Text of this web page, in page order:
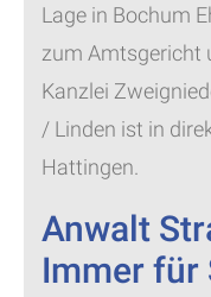
Lage in Bochum
zum Amtsgericht
Kanzlei
/ Linden ist in
Hattingen.
Anwalt
Immer für